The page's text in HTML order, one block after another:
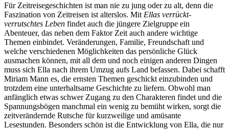
Für Zeitreisegeschichten ist man nie zu jung oder zu alt, denn die
Faszination von Zeitreisen ist alterslos. Mit Ellas verrückt-
verrutschtes Leben findet auch die jüngere Zielgruppe ein
Abenteuer, das neben dem Faktor Zeit auch andere wichtige
Themen einbindet. Veränderungen, Familie, Freundschaft und
welche verschiedenen Möglichkeiten das persönliche Glück
ausmachen können, mit all dem und noch einigen anderen Dingen
muss sich Ella nach ihrem Umzug aufs Land befassen. Dabei schafft
Miriam Mann es, die ernsten Themen geschickt einzubinden und
trotzdem eine unterhaltsame Geschichte zu liefern. Obwohl man
anfänglich etwas schwer Zugang zu den Charakteren findet und die
Spannungsbögen manchmal ein wenig zu bemüht wirken, sorgt die
zeitverändernde Rutsche für kurzweilige und amüsante
Lesestunden. Besonders schön ist die Entwicklung von Ella, die nur